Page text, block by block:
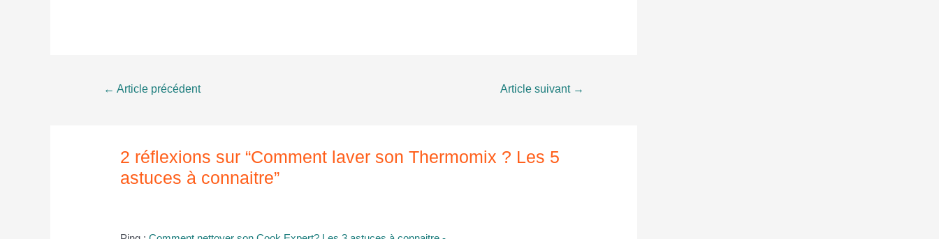
Navigation
← Article précédent Article suivant →
2 réflexions sur “Comment laver son Thermomix ? Les 5
astuces à connaitre”